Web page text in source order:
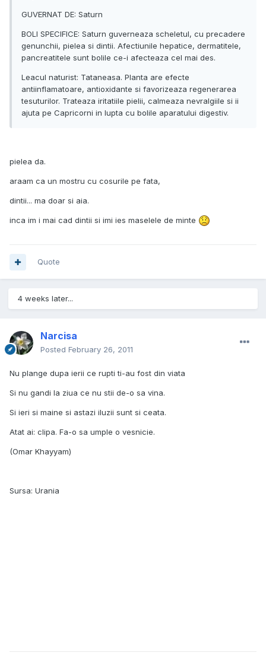
GUVERNAT DE: Saturn
BOLI SPECIFICE: Saturn guverneaza scheletul, cu precadere
genunchii, pielea si dintii. Afectiunile hepatice, dermatitele,
pancreatitele sunt bolile ce-i afecteaza cel mai des.
Leacul naturist: Tataneasa. Planta are efecte
antiinflamatoare, antioxidante si favorizeaza regenerarea
tesuturilor. Trateaza iritatiile pielii, calmeaza nevralgiile si ii
ajuta pe Capricorni in lupta cu bolile aparatului digestiv.
pielea da.
araam ca un mostru cu cosurile pe fata,
dintii... ma doar si aia.
inca im i mai cad dintii si imi ies maselele de minte
Quote
4 weeks later...
Narcisa
Posted February 26, 2011
Nu plange dupa ierii ce rupti ti-au fost din viata
Si nu gandi la ziua ce nu stii de-o sa vina.
Si ieri si maine si astazi iluzii sunt si ceata.
Atat ai: clipa. Fa-o sa umple o vesnicie.
(Omar Khayyam)
Sursa: Urania